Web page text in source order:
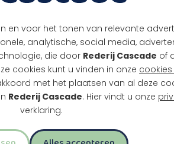
en voor het tonen van relevante
analytische, social media,
die door Rederij Cascade of
cookies kunt u vinden in onze
met het plaatsen van al deze
Rederij Cascade. Hier vindt u onze
verklaring.
verrassende plekken,
Seizoensspecials